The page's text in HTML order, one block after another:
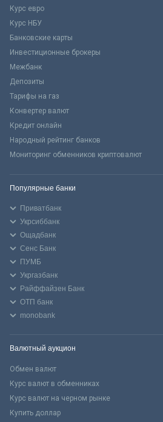
Курс евро
Курс НБУ
Банковские карты
Инвестиционные брокеры
Межбанк
Депозиты
Тарифы на газ
Конвертер валют
Кредит онлайн
Народный рейтинг банков
Мониторинг обменников криптовалют
Популярные банки
Приватбанк
Укрсиббанк
Ощадбанк
Сенс Банк
ПУМБ
Укргазбанк
Райффайзен Банк
ОТП банк
monobank
Валютный аукцион
Обмен валют
Курс валют в обменниках
Курс валют на черном рынке
Купить доллар